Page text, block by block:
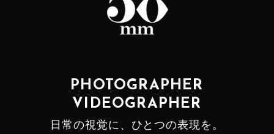
PHOTOGRAPHER
VIDEOGRAPHER
日常の視覚に、ひとつの表現を。